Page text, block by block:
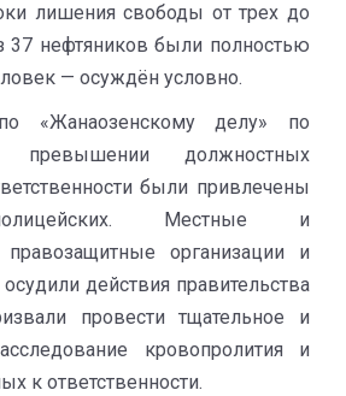
лишения свободы от трех до
37 нефтяников были полностью
— осуждён условно.
«Жанаозенскому делу» по
должностных
были привлечены
Местные и
организации и
действия правительства
провести тщательное и
кровопролития и
к ответственности.